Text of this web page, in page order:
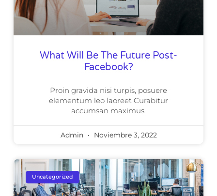
What Will Be The Future Post-
Facebook?
Proin gravida nisi turpis, posuere
elementum leo laoreet Curabitur
accumsan maximus.
Admin Noviembre 3, 2022
Uncategorized